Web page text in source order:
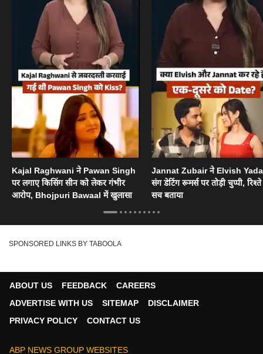
Kajal Raghwani ने Pawan Singh
पर लगाए किसिंग सीन को लेकर गंभीर
आरोप, Bhojpuri Bawaal में खुलासा
Jannat Zubair ने Elvish
संग डेटिंग रूमर्स पर तोड़ी चुप्पी,
सच बताया
SPONSORED LINKS BY TABOOLA
ABOUT US FEEDBACK
CAREERS
ADVERTISE WITH US
SITEMAP
DISCLAIMER
PRIVACY POLICY
CONTACT US
ABP NEWS GROUP WEBSITES